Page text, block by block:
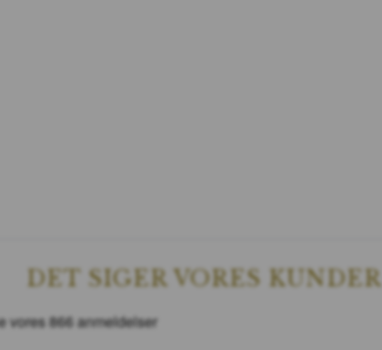
DET SIGER VORES KUNDER